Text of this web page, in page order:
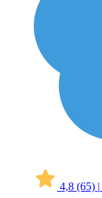
4,8 (65) |